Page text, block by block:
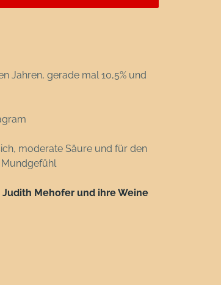
Jahren, gerade mal 10,5% und
moderate Säure und für den
Mehofer und ihre Weine